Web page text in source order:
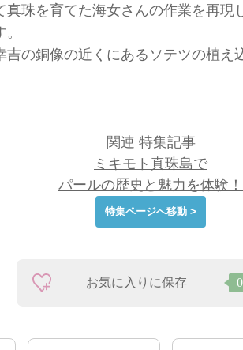
真珠を育てた海女さんの作業を再
の銅像の近くにあるソテツの植
関連 特集記事
ミキモト真珠島で
パールの歴史と魅力を体験！
特集ページへ移動 >
お気に入りに保存 0